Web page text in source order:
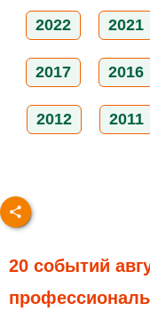
2022 2021
2017 2016
2012 2011
20 событий